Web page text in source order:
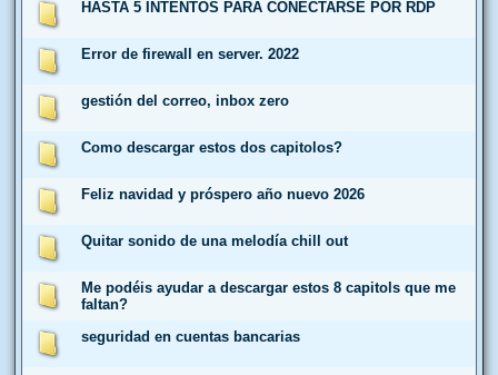
HASTA 5 INTENTOS PARA CONECTARSE POR RDP
Error de firewall en server. 2022
gestión del correo, inbox zero
Como descargar estos dos capitolos?
Feliz navidad y próspero año nuevo 2026
Quitar sonido de una melodía chill out
Me podéis ayudar a descargar estos 8 capitols que me
faltan?
seguridad en cuentas bancarias